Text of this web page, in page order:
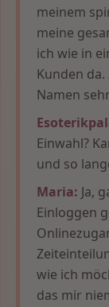
meinem
meine
ich wie in
Kunden
Namen
Einwahl?
und so
Maria: Ja,
Einloggen
wie ich
das mir